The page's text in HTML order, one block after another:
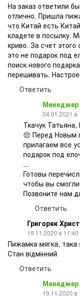
На заказ ответили
отлично. Пришла
что Китай есть
кладете в посылку.
криво. За счет
это не подарок под
поиск нового
перешивать.
Ответить
04.01.2021 в
Ткачук
😔 Перед Новым
прилагаем все
подарок под
...
Готовы
чтобы вы
Позвоните нам
Ответить
Григоряк
19.11.2020 в 11:40
Пижамка мягка, така
Стан відмінний
Ответить
Менеджер
19.11.2020 в